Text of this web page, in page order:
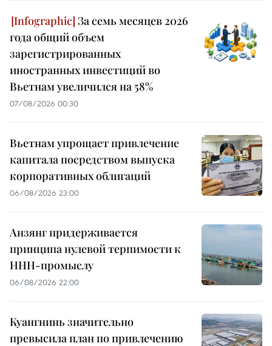
За семь месяцев 2026
года общий объем
зарегистрированных
иностранных инвестиций во
Вьетнам увеличился на 58%
07/08/2026 00:30
Вьетнам упрощает привлечение
капитала посредством выпуска
корпоративных облигаций
06/08/2026 23:00
Анзянг придерживается
принципа нулевой терпимости к
ННН-промыслу
06/08/2026 22:00
Куангнинь значительно
превысила план по привлечению